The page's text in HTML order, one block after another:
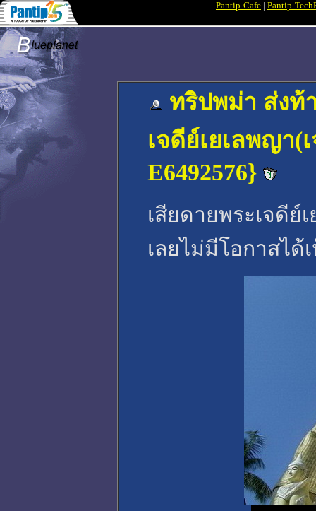
Pantip-Cafe | Pantip-
ทริปพม่า ส่งท้
เจดีย์เยเลพญา(
E6492576}
เสียดายพระเจดีย์
เลยไม่มีโอกาสได้